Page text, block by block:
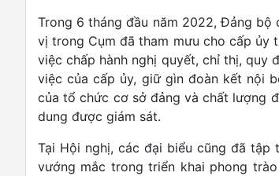
Trong 6 tháng đầu năm 2022, Đảng
vị trong Cụm đã tham mưu cho cấp ủy
việc chấp hành nghị quyết, chỉ thị, quy
việc của cấp ủy, giữ gìn đoàn kết nội
của tổ chức cơ sở đảng và chất lượng
dung được giám sát.
Tại Hội nghị, các đại biểu cũng đã tập
vướng mắc trong triển khai phong